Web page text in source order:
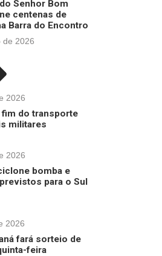
Senhor Bom
centenas de
Barra do Encontro
de 2026
2026
fim do transporte
militares
2026
bomba e
para o Sul
2026
fará sorteio de
feira